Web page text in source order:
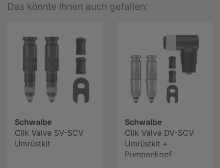
Das könnte Ihnen auch gefallen:
Schwalbe
Clik Valve SV-SCV
Umrüstkit
Schwalbe
Clik Valve DV-SCV
Umrüstkit +
Pumpenkopf